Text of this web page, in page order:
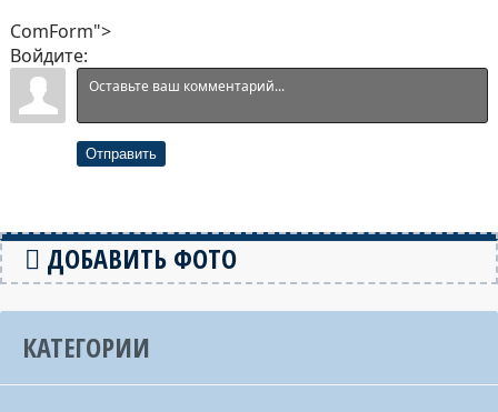
ComForm">
Войдите:
Отправить
ДОБАВИТЬ ФОТО
КАТЕГОРИИ